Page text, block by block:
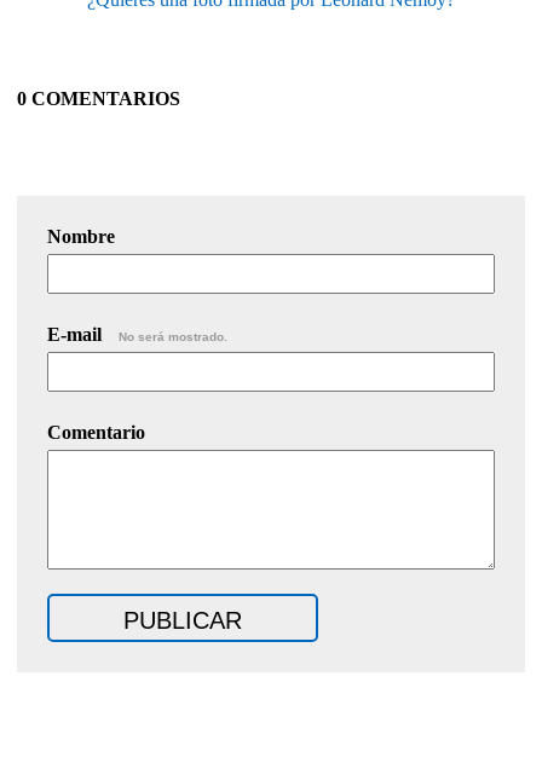
0 COMENTARIOS
Nombre
E-mail No será mostrado.
Comentario